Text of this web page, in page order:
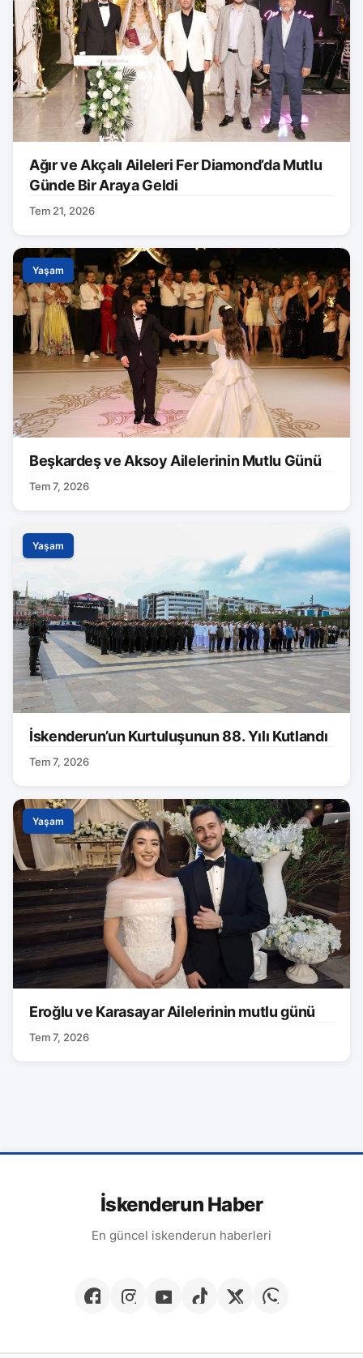
Ağır ve Akçalı Aileleri Fer Diamond’da Mutlu
Günde Bir Araya Geldi
Tem 21, 2026
Yaşam
Beşkardeş ve Aksoy Ailelerinin Mutlu Günü
Tem 7, 2026
Yaşam
İskenderun’un Kurtuluşunun 88. Yılı Kutlandı
Tem 7, 2026
Yaşam
Eroğlu ve Karasayar Ailelerinin mutlu günü
Tem 7, 2026
İskenderun Haber
En güncel iskenderun haberleri